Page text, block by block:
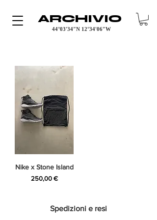
ARCHIVIO
44°03′34″N 12°34′06″W
Nike x Stone Island
Prezzo
250,00 €
Spedizioni e resi